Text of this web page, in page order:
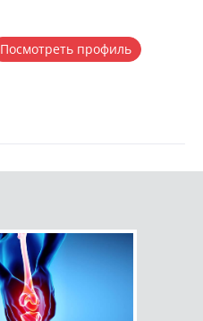
Посмотреть профиль